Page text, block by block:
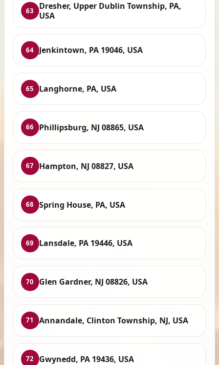
63
Dresher, Upper Dublin Township, PA,
USA
64 Jenkintown, PA 19046, USA
65 Langhorne, PA, USA
66 Phillipsburg, NJ 08865, USA
67 Hampton, NJ 08827, USA
68 Spring House, PA, USA
69 Lansdale, PA 19446, USA
70 Glen Gardner, NJ 08826, USA
71 Annandale, Clinton Township, NJ, USA
72 Gwynedd, PA 19436, USA